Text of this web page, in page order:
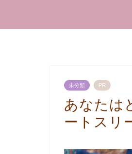
未分類 PR
あなたは
ートスリ